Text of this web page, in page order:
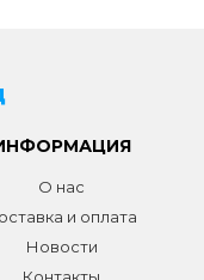
О нас
и оплата
Новости